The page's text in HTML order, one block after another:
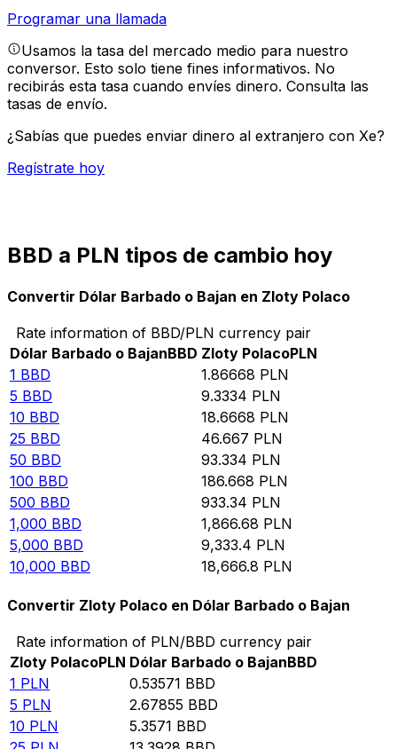
Programar una llamada
Usamos la tasa del mercado medio para nuestro
conversor. Esto solo tiene fines informativos. No
recibirás esta tasa cuando envíes dinero. Consulta las
tasas de envío.
¿Sabías que puedes enviar dinero al extranjero con Xe?
Regístrate hoy
BBD a PLN tipos de cambio hoy
Convertir Dólar Barbado o Bajan en Zloty Polaco
Rate information of BBD/PLN currency pair
Dólar Barbado o BajanBBD Zloty PolacoPLN
1 BBD 1.86668 PLN
5 BBD 9.3334 PLN
10 BBD 18.6668 PLN
25 BBD 46.667 PLN
50 BBD 93.334 PLN
100 BBD 186.668 PLN
500 BBD 933.34 PLN
1,000 BBD 1,866.68 PLN
5,000 BBD 9,333.4 PLN
10,000 BBD 18,666.8 PLN
Convertir Zloty Polaco en Dólar Barbado o Bajan
Rate information of PLN/BBD currency pair
Zloty PolacoPLN Dólar Barbado o BajanBBD
1 PLN 0.53571 BBD
5 PLN 2.67855 BBD
10 PLN 5.3571 BBD